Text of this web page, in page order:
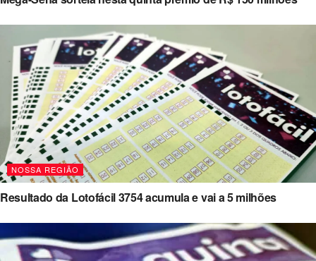
NOSSA REGIÃO
Resultado da Lotofácil 3754 acumula e vai a 5 milhões